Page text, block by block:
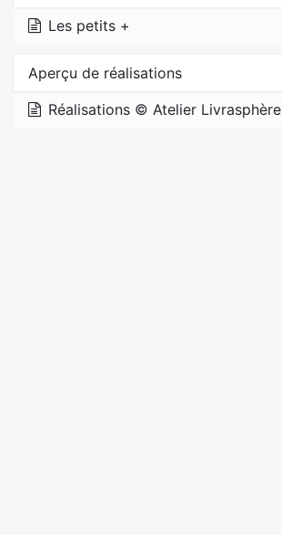
Les petits +
Aperçu de réalisations
Réalisations © Atelier Livrasphère